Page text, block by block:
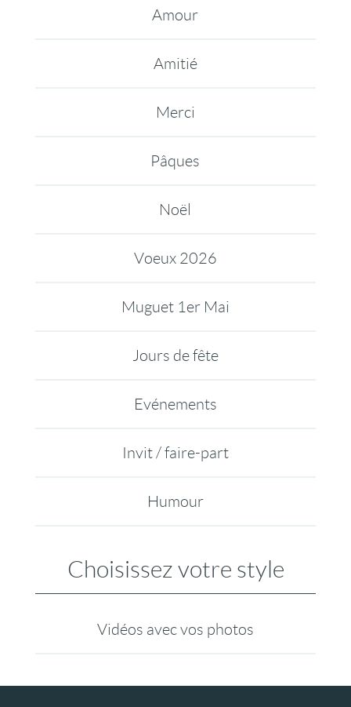
Amour
Amitié
Merci
Pâques
Noël
Voeux 2026
Muguet 1er Mai
Jours de fête
Evénements
Invit / faire-part
Humour
Choisissez votre style
Vidéos avec vos photos